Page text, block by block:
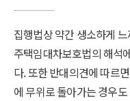
집행법상 약간 생소하게
주택임대차보호법의 해석
다. 또한 반대의견에 따르
에 무위로 돌아가는 경우